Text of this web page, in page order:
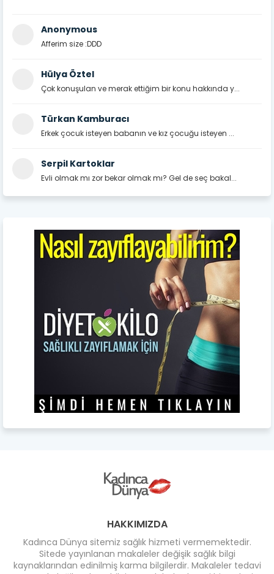
Anonymous
Afferim size :DDD
Hülya Öztel
Çok konuşulan ve merak ettiğim bir konu hakkında y...
Türkan Kamburacı
Erkek çocuk isteyen babanın ve kız çocuğu isteyen ...
Serpil Kartoklar
Evli olmak mı zor bekar olmak mı? Gel de seç bakal...
HAKKIMIZDA
Kadınca Dünya sitemiz sağlık hizmeti vermemektedir.
Sitede yayınlanan makaleler değişik sağlık bilgi
kaynaklarından edinilmiş karma bilgilerdir. Makaleler tedavi